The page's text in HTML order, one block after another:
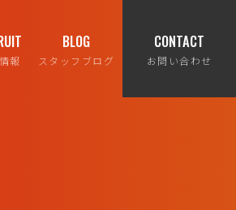
報
BLOG
スタッフブログ
CONTACT
お問い合わせ